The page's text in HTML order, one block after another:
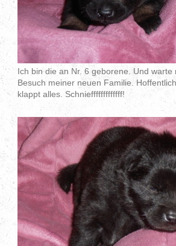
Ich bin die an Nr. 6 geborene. Und warte
Besuch meiner neuen Familie. Hoffentlich
klappt alles. Schniefffffffffffff!